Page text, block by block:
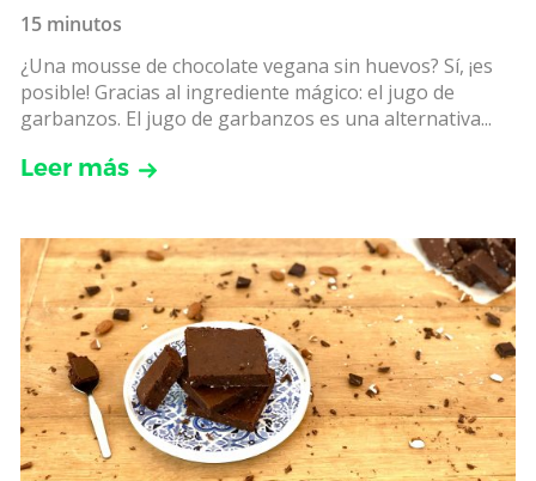
15 minutos
¿Una mousse de chocolate vegana sin huevos? Sí, ¡es
posible! Gracias al ingrediente mágico: el jugo de
garbanzos. El jugo de garbanzos es una alternativa...
Leer más